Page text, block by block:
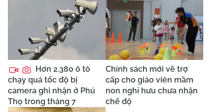
Hơn 2.380 ô tô
chạy quá tốc độ bị
camera ghi nhận ở Phú
Thọ trong tháng 7
Chính sách mới về trợ
cấp cho giáo viên mầm
non nghỉ hưu chưa nhận
chế độ